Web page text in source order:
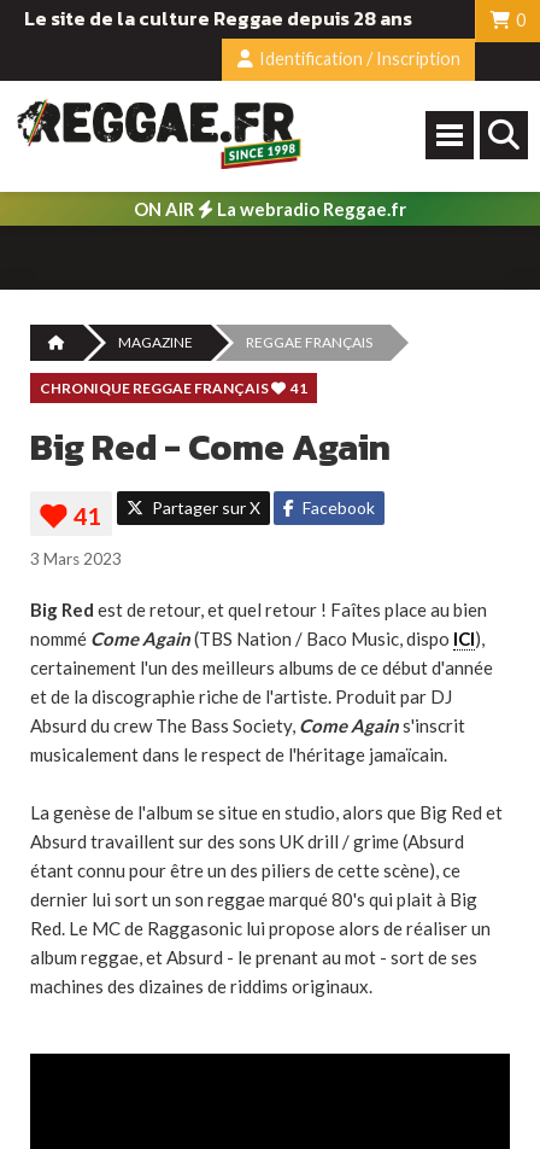
Le site de la culture Reggae depuis 28 ans
0
Identification / Inscription
ON AIR La webradio Reggae.fr
MAGAZINE REGGAE FRANÇAIS
CHRONIQUE REGGAE FRANÇAIS 41
Big Red - Come Again
Partager sur X Facebook
3 Mars 2023
Big Red est de retour, et quel retour ! Faîtes place au bien
nommé Come Again(TBS Nation / Baco Music, dispo ICI),
certainement l'un des meilleurs albums de ce début d'année
et de la discographie riche de l'artiste. Produit par DJ
Absurd du crew The Bass Society, Come Agains'inscrit
musicalement dans le respect de l'héritage jamaïcain.
La genèse de l'album se situe en studio, alors que Big Red et
Absurd travaillent sur des sons UK drill / grime (Absurd
étant connu pour être un des piliers de cette scène), ce
dernier lui sort un son reggae marqué 80's qui plait à Big
Red. Le MC de Raggasonic lui propose alors de réaliser un
album reggae, et Absurd - le prenant au mot - sort de ses
machines des dizaines de riddims originaux.